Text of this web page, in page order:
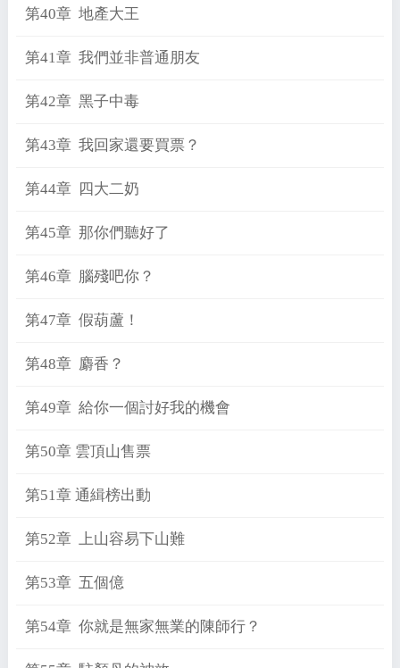
第40章 地產大王
第41章 我們並非普通朋友
第42章 黑子中毒
第43章 我回家還要買票？
第44章 四大二奶
第45章 那你們聽好了
第46章 腦殘吧你？
第47章 假葫蘆！
第48章 麝香？
第49章 給你一個討好我的機會
第50章 雲頂山售票
第51章 通緝榜出動
第52章 上山容易下山難
第53章 五個億
第54章 你就是無家無業的陳師行？